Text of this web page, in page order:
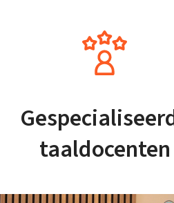
taaldocenten